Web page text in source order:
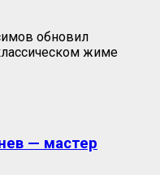
обновил
жиме
— мастер